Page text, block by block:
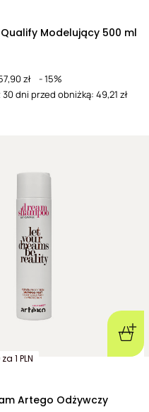
Modelujący 500 ml
zł -15%
dni przed obniżką: 49,21 zł
1 PLN
Artego Odżywczy